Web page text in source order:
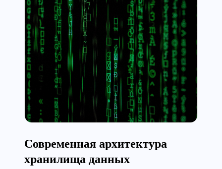
Современная архитектура
хранилища данных